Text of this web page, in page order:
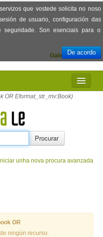
que vostede solicita no noso
de usuario, configuración das
Son esenciais para o
De acordo
Español
Galego
OR Eformat_str_mv:Book)
Procurar
Iniciar unha nova procura avanzada
OR
ningún recurso.